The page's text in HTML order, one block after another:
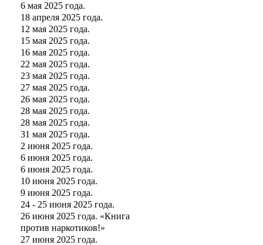
6 мая 2025 года.
18 апреля 2025 года.
12 мая 2025 года.
15 мая 2025 года.
16 мая 2025 года.
22 мая 2025 года.
23 мая 2025 года.
27 мая 2025 года.
26 мая 2025 года.
28 мая 2025 года.
28 мая 2025 года.
31 мая 2025 года.
2 июня 2025 года.
6 июня 2025 года.
6 июня 2025 года.
10 июня 2025 года.
9 июня 2025 года.
24 - 25 июня 2025 года.
26 июня 2025 года. «Книга
против наркотиков!»
27 июня 2025 года.